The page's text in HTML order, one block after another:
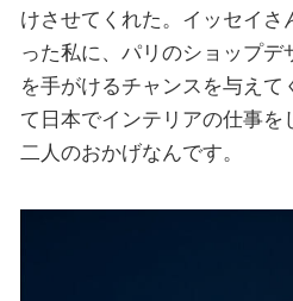
けさせてくれた。イッセイさ
った私に、パリのショップ
を手がけるチャンスを与えて
て日本でインテリアの仕事を
二人のおかげなんです。